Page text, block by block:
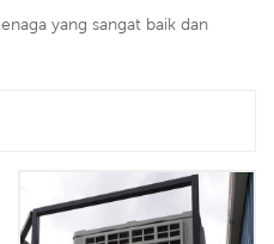
yang sangat baik dan